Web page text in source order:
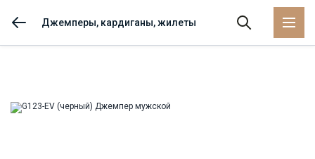
Джемперы, кардиганы, жилеты